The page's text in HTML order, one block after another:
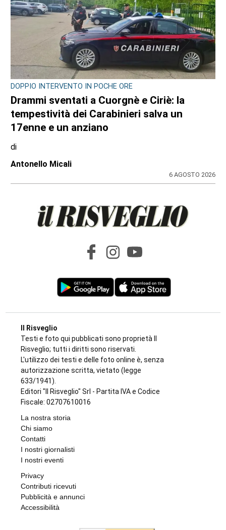
DOPPIO INTERVENTO IN POCHE ORE
Drammi sventati a Cuorgnè e Ciriè: la
tempestività dei Carabinieri salva un
17enne e un anziano
di
Antonello Micali
6 AGOSTO 2026
Il Risveglio
Testi e foto qui pubblicati sono proprietà Il
Risveglio; tutti i diritti sono riservati.
L'utilizzo dei testi e delle foto online è, senza
autorizzazione scritta, vietato (legge
633/1941).
Editori "Il Risveglio" Srl - Partita IVA e Codice
Fiscale: 02707610016
La nostra storia
Chi siamo
Contatti
I nostri giornalisti
I nostri eventi
Privacy
Contributi ricevuti
Pubblicità e annunci
Accessibilità